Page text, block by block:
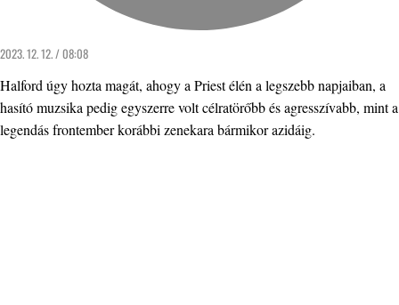
2023. 12. 12. / 08:08
Halford úgy hozta magát, ahogy a Priest élén a legszebb napjaiban, a
hasító muzsika pedig egyszerre volt célratörőbb és agresszívabb, mint a
legendás frontember korábbi zenekara bármikor azidáig.